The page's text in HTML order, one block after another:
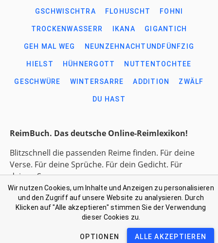
GSCHWISCHTRA FLOHUSCHT FOHNI
TROCKENWASSERR IKANA GIGANTICH
GEH MAL WEG NEUNZEHNACHTUNDFÜNFZIG
HIELST HÜHNERGOTT NUTTENTOCHTEE
GESCHWÜRE WINTERSARRE ADDITION ZWÄLF
DU HAST
ReimBuch. Das deutsche Online-Reimlexikon!
Blitzschnell die passenden Reime finden. Für deine
Verse. Für deine Sprüche. Für dein Gedicht. Für
deinen Song.
Link-Liste gesammelter Begriffe
Kontakt: support@reimbuch .net
Wir nutzen Cookies, um Inhalte und Anzeigen zu personalisieren
und den Zugriff auf unsere Website zu analysieren. Durch
Klicken auf "Alle akzeptieren" stimmen Sie der Verwendung
dieser Cookies zu.
OPTIONEN ALLE AKZEPTIEREN